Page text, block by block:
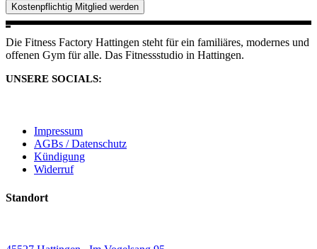
Kostenpflichtig Mitglied werden
Die Fitness Factory Hattingen steht für ein familiäres, modernes und
offenen Gym für alle. Das Fitnessstudio in Hattingen.
UNSERE SOCIALS:
Impressum
AGBs / Datenschutz
Kündigung
Widerruf
Standort